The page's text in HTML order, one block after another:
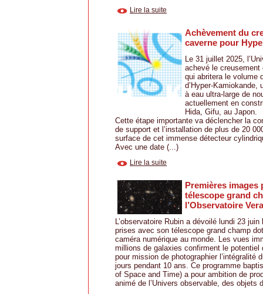
Lire la suite
Achèvement du
caverne pour
Le 31 juillet 2025,
achevé le
qui abritera le volume
d’Hyper-Kamiokande,
à eau ultra-large de
actuellement en
Hida, Gifu, au Japon.
Cette étape importante va déclencher la
de support et l’installation de plus de 20
surface de cet immense détecteur
Avec une date (...)
Lire la suite
Premières images
télescope grand
l’Observatoire
L’observatoire Rubin a dévoilé lundi 23
prises avec son télescope grand champ
caméra numérique au monde. Les vues
millions de galaxies confirment le potentiel
pour mission de photographier l’intégralité
jours pendant 10 ans. Ce programme
of Space and Time) a pour ambition de
animé de l’Univers observable, des objets